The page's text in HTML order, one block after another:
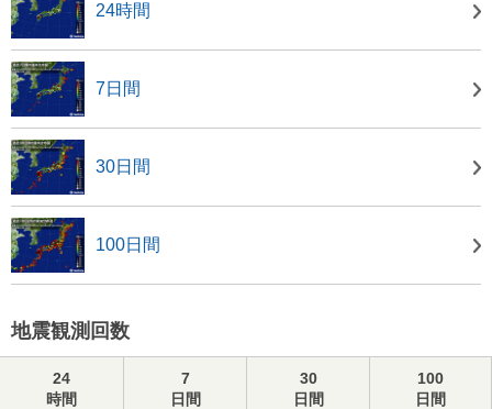
24時間
7日間
30日間
100日間
地震観測回数
24
時間
7
日間
30
日間
100
日間